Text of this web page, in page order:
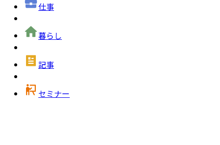
仕事
暮らし
記事
セミナー